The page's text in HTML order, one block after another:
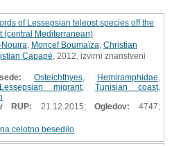
of Lessepsian teleost species off the
(central Mediterranean)
Moncef Boumaïza Christian
Capapé , 2012, izvirni znanstveni
Osteichthyes Hemiramphidae
Lessepsian migrant, Tunisian coast,
RUP: 21.12.2015;Ogledov:
4747;
celotno besedilo